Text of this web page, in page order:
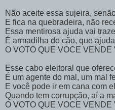
Não aceite essa sujeira,
E fica na quebradeira, não
Essa mentirosa ajuda vai
É armadilha do cão, que
O VOTO QUE VOCE
Esse cabo eleitoral que
É um agente do mal, um mal
E você pode ir em cana com
Quando tem corrupção, aí a
O VOTO QUE VOCE